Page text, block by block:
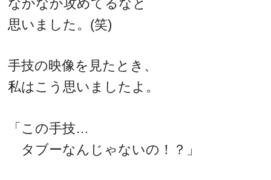
なかなか攻めてるなと
思いました。(笑)
手技の映像を見たとき、
私はこう思いましたよ。
「この手技…
タブーなんじゃないの！？」